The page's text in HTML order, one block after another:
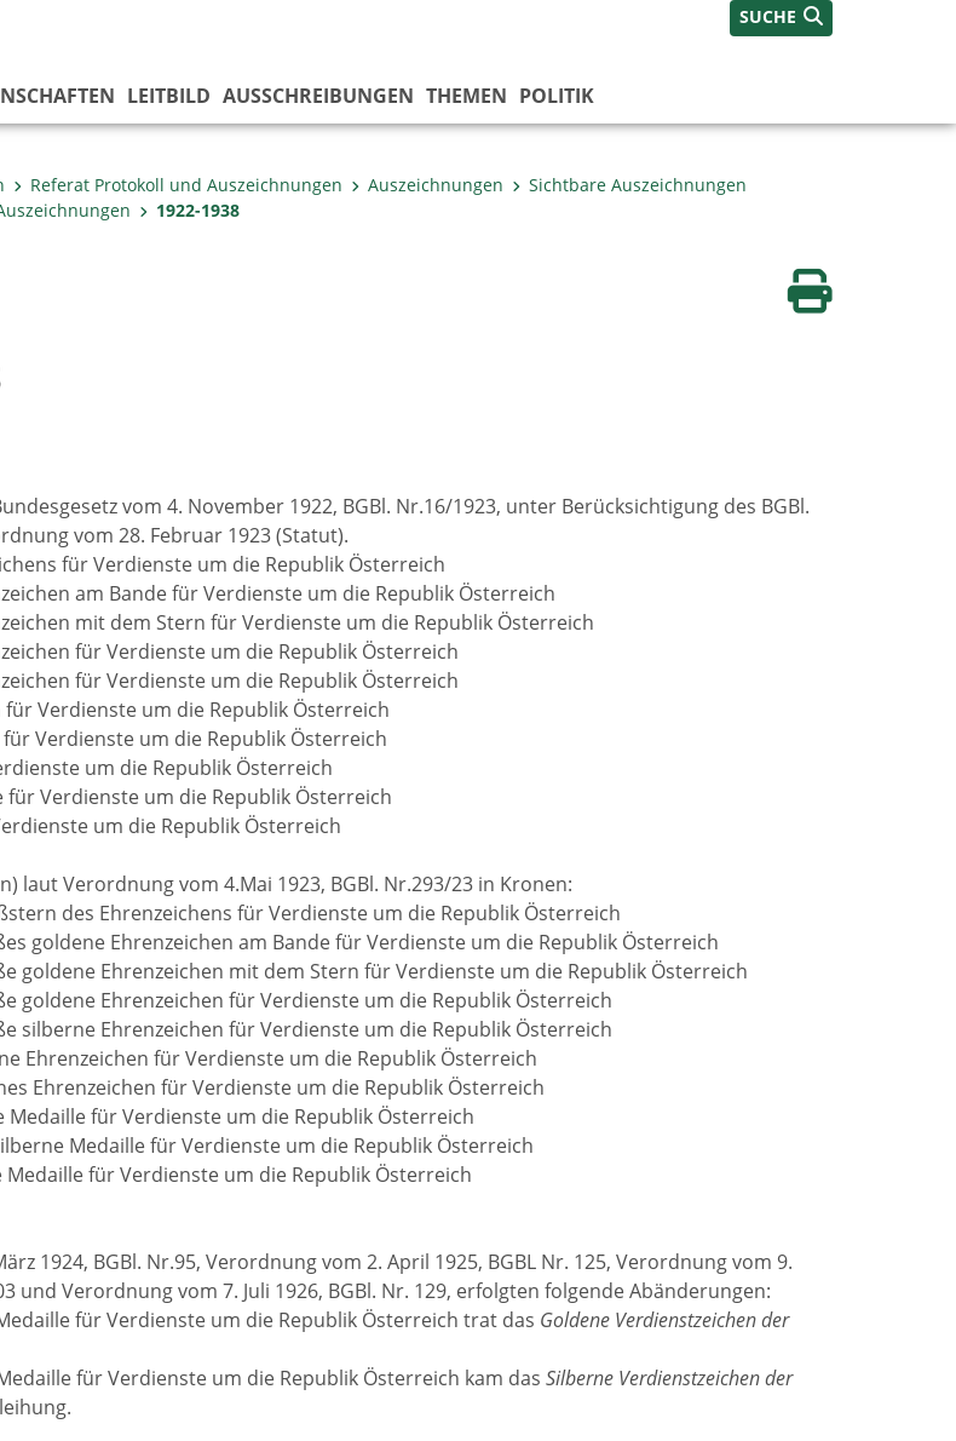
SUCHE
LEITBILD AUSSCHREIBUNGEN THEMEN POLITIK
Referat Protokoll und Auszeichnungen Auszeichnungen
Sichtbare Auszeichnungen
1922-1938
Seite drucken
vom 4. November 1922, BGBl. Nr.16/1923, unter Berücksichtigung des BGBl.
vom 28. Februar 1923 (Statut).
für Verdienste um die Republik Österreich
am Bande für Verdienste um die Republik Österreich
mit dem Stern für Verdienste um die Republik Österreich
für Verdienste um die Republik Österreich
für Verdienste um die Republik Österreich
für Verdienste um die Republik Österreich
Verdienste um die Republik Österreich
um die Republik Österreich
für Verdienste um die Republik Österreich
um die Republik Österreich
laut Verordnung vom 4.Mai 1923, BGBl. Nr.293/23 in Kronen:
des Ehrenzeichens für Verdienste um die Republik Österreich
goldene Ehrenzeichen am Bande für Verdienste um die Republik Österreich
goldene Ehrenzeichen mit dem Stern für Verdienste um die Republik Österreich
goldene Ehrenzeichen für Verdienste um die Republik Österreich
silberne Ehrenzeichen für Verdienste um die Republik Österreich
Ehrenzeichen für Verdienste um die Republik Österreich
Ehrenzeichen für Verdienste um die Republik Österreich
Medaille für Verdienste um die Republik Österreich
Medaille für Verdienste um die Republik Österreich
für Verdienste um die Republik Österreich
1924, BGBl. Nr.95, Verordnung vom 2. April 1925, BGBL Nr. 125, Verordnung vom 9.
und Verordnung vom 7. Juli 1926, BGBl. Nr. 129, erfolgten folgende Abänderungen:
für Verdienste um die Republik Österreich trat das Goldene Verdienstzeichen der
für Verdienste um die Republik Österreich kam das Silberne Verdienstzeichen der